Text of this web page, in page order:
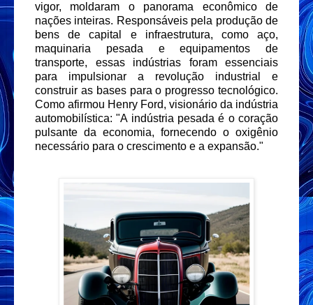
vigor, moldaram o panorama econômico de
nações inteiras. Responsáveis pela produção de
bens de capital e infraestrutura, como aço,
maquinaria pesada e equipamentos de
transporte, essas indústrias foram essenciais
para impulsionar a revolução industrial e
construir as bases para o progresso tecnológico.
Como afirmou Henry Ford, visionário da indústria
automobilística: "A indústria pesada é o coração
pulsante da economia, fornecendo o oxigênio
necessário para o crescimento e a expansão."